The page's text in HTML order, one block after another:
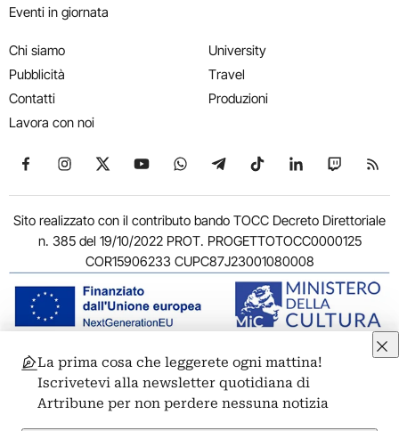
Eventi in giornata
Chi siamo
Pubblicità
Contatti
Lavora con noi
University
Travel
Produzioni
Seguici su Facebook
Seguici su Instagram
Seguici su X
Seguici su YouTube
Seguici su WhatsApp
Seguici su Telegram
Seguici su TikTok
Seguici su
Seguici
Sito realizzato con il contributo bando TOCC Decreto Direttoriale
n. 385 del 19/10/2022 PROT. PROGETTOTOCC0000125
COR15906233 CUPC87J23001080008
© 2011-2026 ARTRIBUNE srl – Corso Vittorio Emanuele II, 287 –
00186 Roma - P.I. 11381581005
Privacy: Responsabile della protezione dei dati personali
La prima cosa che leggerete ogni mattina!
Iscrivetevi alla newsletter quotidiana di
Artribune per non perdere nessuna notizia